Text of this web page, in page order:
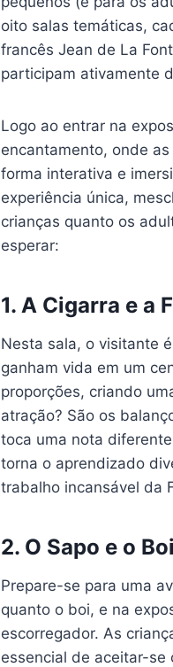
oito salas temáticas,
francês Jean de La
participam ativamente
Logo ao entrar na
encantamento, onde
forma interativa e
experiência única,
crianças quanto os
esperar:
1. A Cigarra e a
Nesta sala, o visitante
ganham vida em um
proporções, criando
atração? São os
toca uma nota
torna o aprendizado
trabalho incansável da
2. O Sapo e o Boi
Prepare-se para uma
quanto o boi, e na
escorregador. As
essencial de aceitar-se